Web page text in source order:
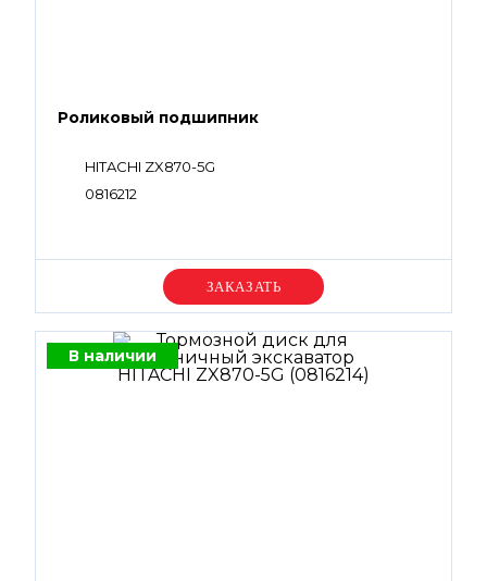
Роликовый подшипник
HITACHI ZX870-5G
0816212
Уточняйте цену
В наличии